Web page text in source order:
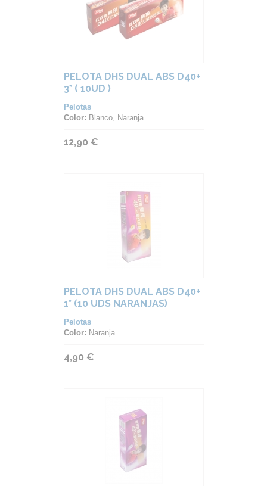
PELOTA DHS DUAL ABS D40+
3* ( 10UD )
Pelotas
Color: Blanco, Naranja
12,90 €
PELOTA DHS DUAL ABS D40+
1* (10 UDS NARANJAS)
Pelotas
Color: Naranja
4,90 €